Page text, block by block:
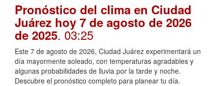
Pronóstico del clima en Ciudad
Juárez hoy 7 de agosto de 2026
de 2025. 03:25
Este 7 de agosto de 2026, Ciudad Juárez experimentará un
día mayormente soleado, con temperaturas agradables y
algunas probabilidades de lluvia por la tarde y noche.
Descubre el pronóstico completo para planear tu día.